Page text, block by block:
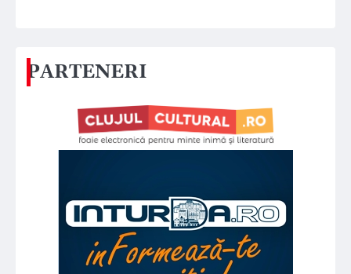
PARTENERI